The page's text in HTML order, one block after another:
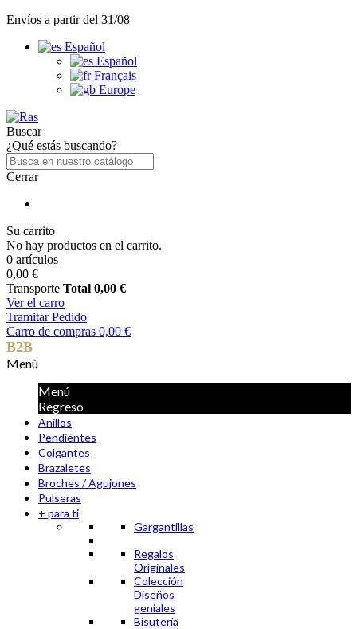
Envíos a partir del 31/08
Español
Español
Français
Europe
Buscar
¿Qué estás buscando?
Cerrar
Su carrito
No hay productos en el carrito.
0 artículos
0,00 €
Transporte Total 0,00 €
Ver el carro
Tramitar Pedido
Carro de compras 0,00 €
B2B
Menú
Menú
Regreso
Anillos
Pendientes
Colgantes
Brazaletes
Broches / Agujones
Pulseras
+ para ti
Gargantillas
Regalos
Originales
Colección
Diseños
geniales
Bisutería